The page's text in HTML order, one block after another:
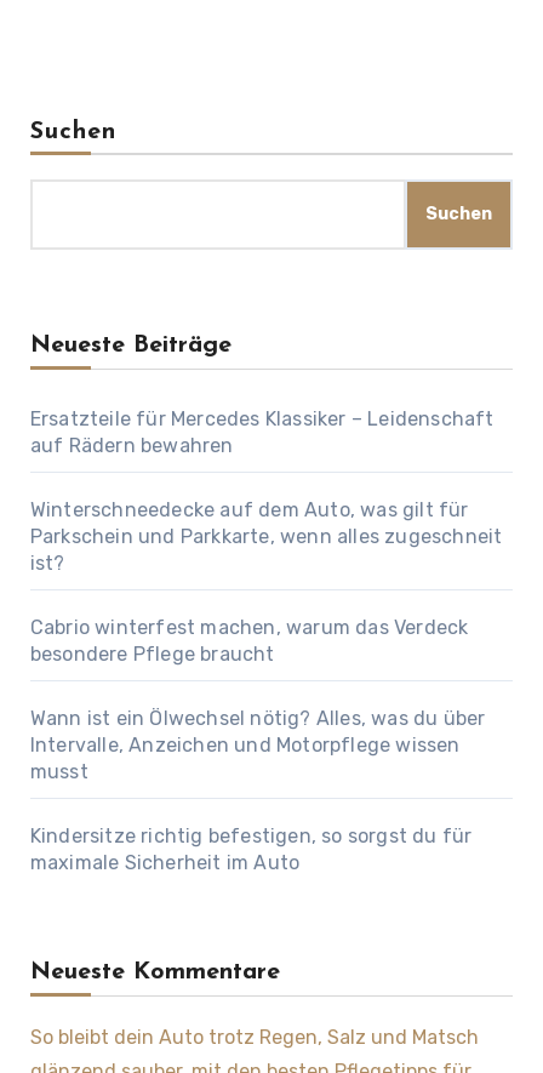
Suchen
Suchen
Neueste Beiträge
Ersatzteile für Mercedes Klassiker – Leidenschaft
auf Rädern bewahren
Winterschneedecke auf dem Auto, was gilt für
Parkschein und Parkkarte, wenn alles zugeschneit
ist?
Cabrio winterfest machen, warum das Verdeck
besondere Pflege braucht
Wann ist ein Ölwechsel nötig? Alles, was du über
Intervalle, Anzeichen und Motorpflege wissen
musst
Kindersitze richtig befestigen, so sorgst du für
maximale Sicherheit im Auto
Neueste Kommentare
So bleibt dein Auto trotz Regen, Salz und Matsch